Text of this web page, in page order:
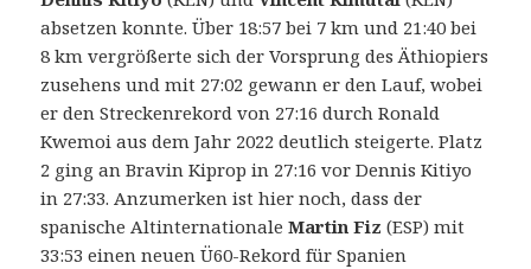
absetzen konnte. Über 18:57 bei 7 km und 21:40 bei
8 km vergrößerte sich der Vorsprung des Äthiopiers
zusehens und mit 27:02 gewann er den Lauf, wobei
er den Streckenrekord von 27:16 durch Ronald
Kwemoi aus dem Jahr 2022 deutlich steigerte. Platz
2 ging an Bravin Kiprop in 27:16 vor Dennis Kitiyo
in 27:33. Anzumerken ist hier noch, dass der
spanische AltinternationaleMartin Fiz (ESP) mit
33:53 einen neuen Ü60-Rekord für Spanien